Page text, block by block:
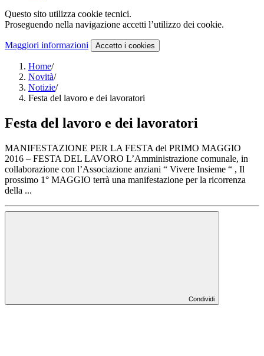
Questo sito utilizza cookie tecnici.
Proseguendo nella navigazione accetti l’utilizzo dei cookie.
Maggiori informazioni Accetto i cookies
Home/
Novità/
Notizie/
Festa del lavoro e dei lavoratori
Festa del lavoro e dei lavoratori
MANIFESTAZIONE PER LA FESTA del PRIMO MAGGIO
2016 – FESTA DEL LAVORO L’Amministrazione comunale, in
collaborazione con l’Associazione anziani “ Vivere Insieme “ , Il
prossimo 1° MAGGIO terrà una manifestazione per la ricorrenza
della ...
Condividi